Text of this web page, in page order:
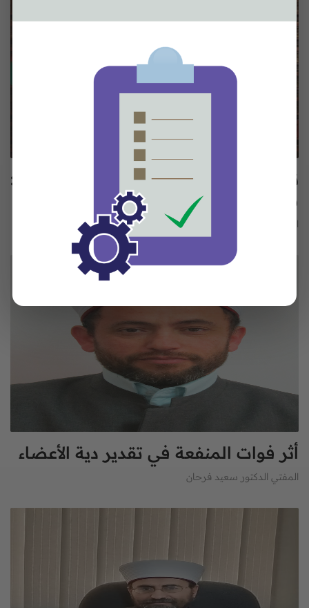
نماذج من التخيير في الهدي النبوي:
مقاصد تربوية إيمانية
المفتي عبد العزيز العناقرة
أثر فوات المنفعة في تقدير دية الأعضاء
المفتي الدكتور سعيد فرحان